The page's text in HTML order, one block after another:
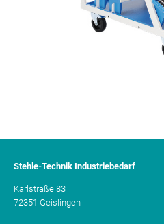
Stehle-Technik Industriebedarf
Karlstraße 83
72351 Geislingen